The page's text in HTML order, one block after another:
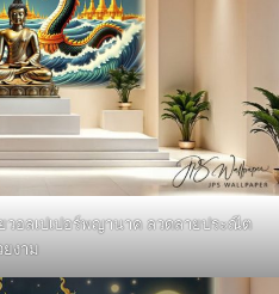
วอลเปเปอร์พญานาค ลวดลายประณีต
ยงาม